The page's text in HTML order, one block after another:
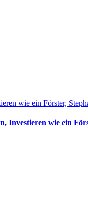
wie ein Förster,
Investieren wie ein